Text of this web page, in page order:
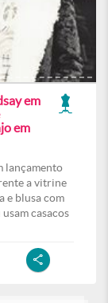
em
em
lançamento
a vitrine
e blusa com
casacos